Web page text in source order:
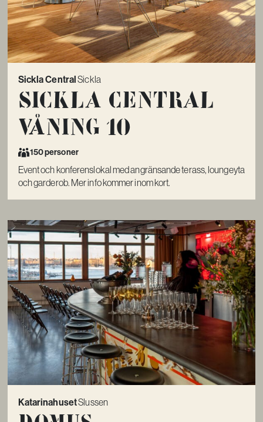
Sickla CentralSickla
Sickla Central
Våning 10
150 personer
Event och konferenslokal med angränsande terass, loungeyta
och garderob. Mer info kommer inom kort.
KatarinahusetSlussen